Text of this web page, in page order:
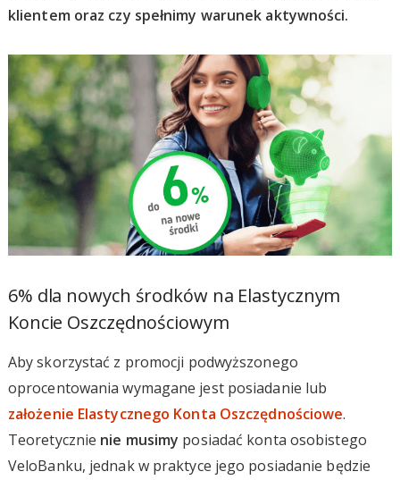
klientem oraz czy spełnimy warunek aktywności.
6% dla nowych środków na Elastycznym
Koncie Oszczędnościowym
Aby skorzystać z promocji podwyższonego
oprocentowania wymagane jest posiadanie lub
założenie Elastycznego Konta Oszczędnościowe.
Teoretycznie nie musimy posiadać konta osobistego
VeloBanku, jednak w praktyce jego posiadanie będzie